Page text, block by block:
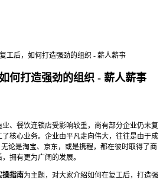
工后，如何打造强劲的组织 - 薪人薪事
何打造强劲的组织 - 薪人薪事
、餐饮连锁店受影响较重，尚有部分企业仍未复
核心业务。企业由平凡走向伟大，往往是由于成
论是淘宝、京东，或是携程，都在彼时取得了商
拥有更为广阔的发展。
操指南为主题，对大家介绍如何在复工后，打造强